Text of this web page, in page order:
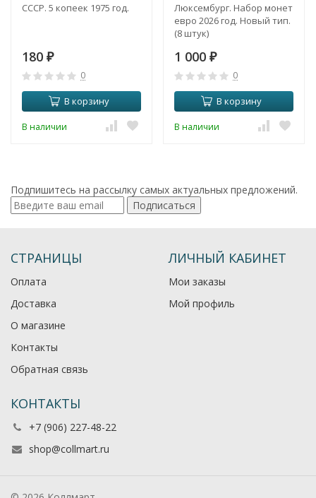
СССР. 5 копеек 1975 год.
180 ₽
0
В корзину
В наличии
Люксембург. Набор монет
евро 2026 год. Новый тип.
(8 штук)
1 000 ₽
0
В корзину
В наличии
Подпишитесь на рассылку самых актуальных предложений.
Подписаться
СТРАНИЦЫ
Оплата
Доставка
О магазине
Контакты
Обратная связь
ЛИЧНЫЙ КАБИНЕТ
Мои заказы
Мой профиль
КОНТАКТЫ
+7 (906) 227-48-22
shop@collmart.ru